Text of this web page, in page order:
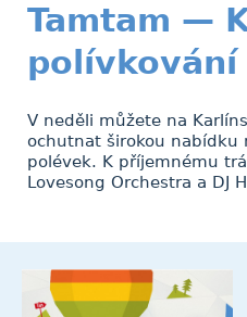
Tamtam —
polívkování
V neděli můžete na
ochutnat širokou nabídku
polévek. K příjemnému
Lovesong Orchestra a DJ